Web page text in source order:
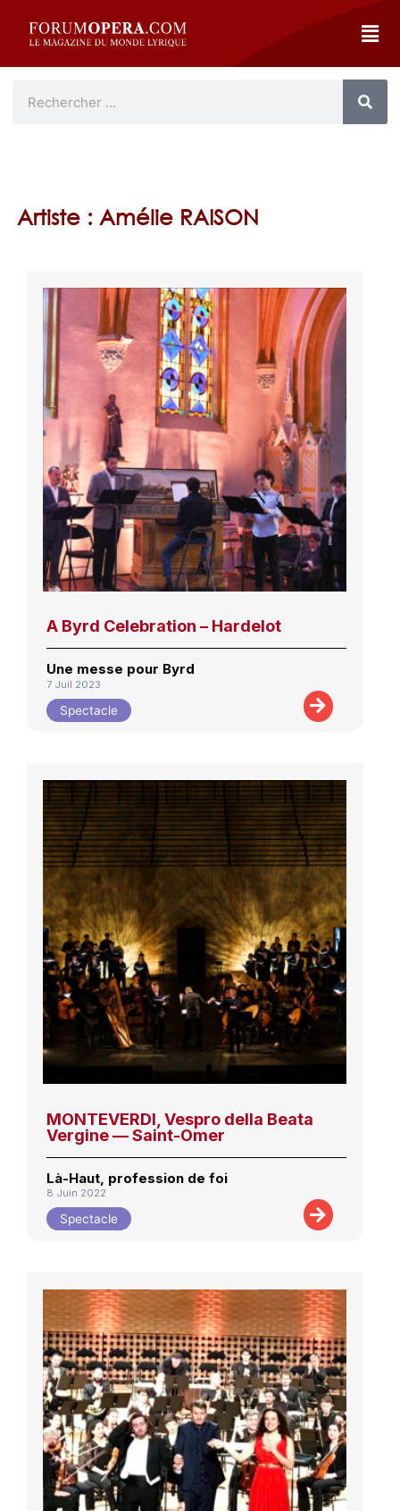
Artiste : Amélie RAISON
A Byrd Celebration – Hardelot
Une messe pour Byrd
7 Juil 2023
Spectacle
MONTEVERDI, Vespro della Beata
Vergine — Saint-Omer
Là-Haut, profession de foi
8 Juin 2022
Spectacle